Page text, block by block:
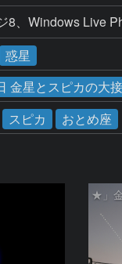
8、Windows Live
惑星
金星とスピカの大
スピカ おとめ座
★」